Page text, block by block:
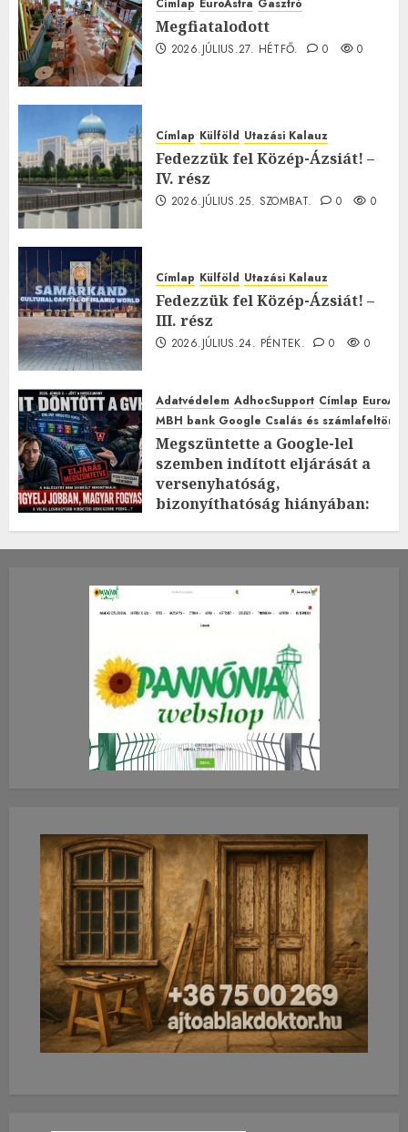
Címlap EuroAstra Gasztró
Megfiatalodott
2026.JÚLIUS.27. HÉTFŐ. 0 0
Címlap Külföld Utazási Kalauz
Fedezzük fel Közép-Ázsiát! –
IV. rész
2026.JÚLIUS.25. SZOMBAT. 0 0
Címlap Külföld Utazási Kalauz
Fedezzük fel Közép-Ázsiát! –
III. rész
2026.JÚLIUS.24. PÉNTEK. 0 0
Adatvédelem AdhocSupport Címlap
MBH bank Google Csalás és
Megszüntette a Google-lel
szemben indított eljárását a
versenyhatóság,
bizonyíthatóság hiányában:
2026.JÚLIUS.23. CSÜTÖRTÖK.
0